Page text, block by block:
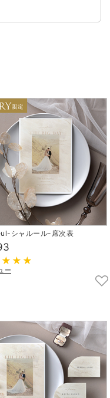
シャルール-席次表
ー